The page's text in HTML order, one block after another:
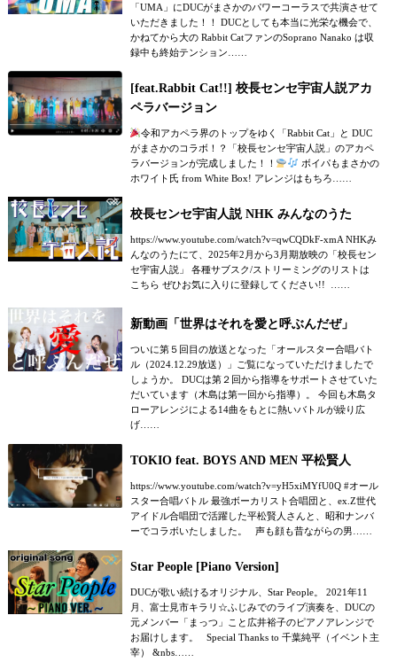
「UMA」にDUCがまさかのパワーコーラスで共演させて
いただきました！！ DUCとしても本当に光栄な機会で、
かねてから大の Rabbit CatファンのSoprano Nanako は収
録中も終始テンション……
[feat.Rabbit Cat!!] 校長センセ宇宙人説アカ
ペラバージョン
令和アカペラ界のトップをゆく「Rabbit Cat」と DUC
がまさかのコラボ！？「校長センセ宇宙人説」のアカペ
ラバージョンが完成しました！！
ボイパもまさかの
ホワイト氏 from White Box! アレンジはもちろ……
校長センセ宇宙人説 NHK みんなのうた
https://www.youtube.com/watch?v=qwCQDkF-xmA NHKみ
んなのうたにて、2025年2月から3月期放映の「校長セン
セ宇宙人説」 各種サブスク/ストリーミングのリストは
こちら ぜひお気に入りに登録してください!! ……
新動画「世界はそれを愛と呼ぶんだぜ」
ついに第５回目の放送となった「オールスター合唱バト
ル（2024.12.29放送）」ご覧になっていただけましたで
しょうか。 DUCは第２回から指導をサポートさせていた
だいています（木島は第一回から指導）。 今回も木島タ
ローアレンジによる14曲をもとに熱いバトルが繰り広
げ……
TOKIO feat. BOYS AND MEN 平松賢人
https://www.youtube.com/watch?v=yH5xiMYfU0Q #オール
スター合唱バトル 最強ボーカリスト合唱団と、ex.Z世代
アイドル合唱団で活躍した平松賢人さんと、昭和ナンバ
ーでコラボいたしました。 声も顔も昔ながらの男……
Star People [Piano Version]
DUCが歌い続けるオリジナル、Star People。 2021年11
月、富士見市キラリ☆ふじみでのライブ演奏を、DUCの
元メンバー「まっつ」こと広井裕子のピアノアレンジで
お届けします。 Special Thanks to 千葉純平（イベント主
宰） &nbs……